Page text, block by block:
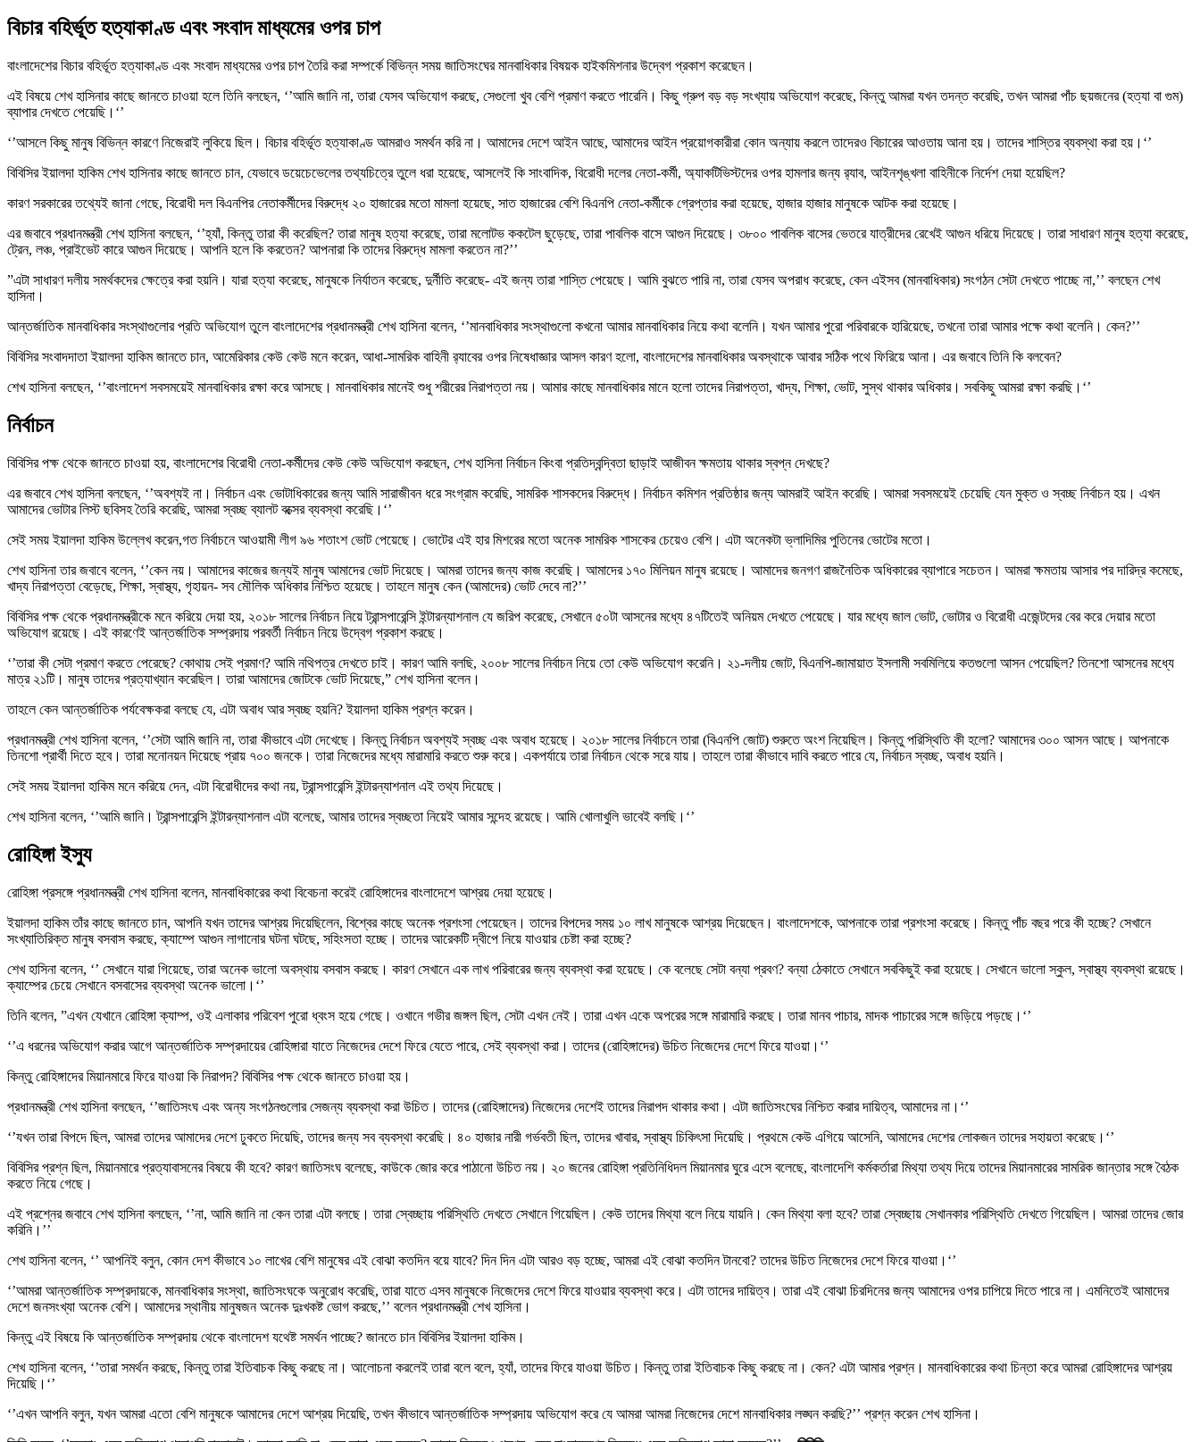
বিচার বহির্ভূত হত্যাকাণ্ড এবং সংবাদ মাধ্যমের ওপর চাপ
বাংলাদেশের বিচার বহির্ভূত হত্যাকাণ্ড এবং সংবাদ মাধ্যমের ওপর চাপ তৈরি করা সম্পর্কে বিভিন্ন সময় জাতিসংঘের মানবাধিকার বিষয়ক হাইকমিশনার উদ্বেগ প্রকাশ করেছেন।
এই বিষয়ে শেখ হাসিনার কাছে জানতে চাওয়া হলে তিনি বলছেন, ‘’আমি জানি না, তারা যেসব অভিযোগ করছে, সেগুলো খুব বেশি প্রমাণ করতে পারেনি। কিছু গ্রুপ বড় বড় সংখ্যায় অভিযোগ করেছে, কিন্তু আমরা যখন তদন্ত করেছি, তখন আমরা পাঁচ ছয়জনের (হত্যা বা গুম)
ব্যাপার দেখতে পেয়েছি।‘’
‘’আসলে কিছু মানুষ বিভিন্ন কারণে নিজেরাই লুকিয়ে ছিল। বিচার বহির্ভূত হত্যাকাণ্ড আমরাও সমর্থন করি না। আমাদের দেশে আইন আছে, আমাদের আইন প্রয়োগকারীরা কোন অন্যায় করলে তাদেরও বিচারের আওতায় আনা হয়। তাদের শাস্তির ব্যবস্থা করা হয়।‘’
বিবিসির ইয়ালদা হাকিম শেখ হাসিনার কাছে জানতে চান, যেভাবে ডয়েচেভেলের তথ্যচিত্রে তুলে ধরা হয়েছে, আসলেই কি সাংবাদিক, বিরোধী দলের নেতা-কর্মী, অ্যাকটিভিস্টদের ওপর হামলার জন্য র‍্যাব, আইনশৃঙ্খলা বাহিনীকে নির্দেশ দেয়া হয়েছিল?
কারণ সরকারের তথ্যেই জানা গেছে, বিরোধী দল বিএনপির নেতাকর্মীদের বিরুদ্ধে ২০ হাজারের মতো মামলা হয়েছে, সাত হাজারের বেশি বিএনপি নেতা-কর্মীকে গ্রেপ্তার করা হয়েছে, হাজার হাজার মানুষকে আটক করা হয়েছে।
এর জবাবে প্রধানমন্ত্রী শেখ হাসিনা বলছেন, ‘’হ্যাঁ, কিন্তু তারা কী করেছিল? তারা মানুষ হত্যা করেছে, তারা মলোটভ ককটেল ছুড়েছে, তারা পাবলিক বাসে আগুন দিয়েছে। ৩৮০০ পাবলিক বাসের ভেতরে যাত্রীদের রেখেই আগুন ধরিয়ে দিয়েছে। তারা সাধারণ মানুষ হত্যা করেছে,
ট্রেন, লঞ্চ, প্রাইভেট কারে আগুন দিয়েছে। আপনি হলে কি করতেন? আপনারা কি তাদের বিরুদ্ধে মামলা করতেন না?’’
”এটা সাধারণ দলীয় সমর্থকদের ক্ষেত্রে করা হয়নি। যারা হত্যা করেছে, মানুষকে নির্যাতন করেছে, দুর্নীতি করেছে- এই জন্য তারা শাস্তি পেয়েছে। আমি বুঝতে পারি না, তারা যেসব অপরাধ করেছে, কেন এইসব (মানবাধিকার) সংগঠন সেটা দেখতে পাচ্ছে না,’’ বলছেন শেখ
হাসিনা।
আন্তর্জাতিক মানবাধিকার সংস্থাগুলোর প্রতি অভিযোগ তুলে বাংলাদেশের প্রধানমন্ত্রী শেখ হাসিনা বলেন, ‘’মানবাধিকার সংস্থাগুলো কখনো আমার মানবাধিকার নিয়ে কথা বলেনি। যখন আমার পুরো পরিবারকে হারিয়েছে, তখনো তারা আমার পক্ষে কথা বলেনি। কেন?’’
বিবিসির সংবাদদাতা ইয়ালদা হাকিম জানতে চান, আমেরিকার কেউ কেউ মনে করেন, আধা-সামরিক বাহিনী র‍্যাবের ওপর নিষেধাজ্ঞার আসল কারণ হলো, বাংলাদেশের মানবাধিকার অবস্থাকে আবার সঠিক পথে ফিরিয়ে আনা। এর জবাবে তিনি কি বলবেন?
শেখ হাসিনা বলছেন, ‘’বাংলাদেশ সবসময়েই মানবাধিকার রক্ষা করে আসছে। মানবাধিকার মানেই শুধু শরীরের নিরাপত্তা নয়। আমার কাছে মানবাধিকার মানে হলো তাদের নিরাপত্তা, খাদ্য, শিক্ষা, ভোট, সুস্থ থাকার অধিকার। সবকিছু আমরা রক্ষা করছি।‘’
নির্বাচন
বিবিসির পক্ষ থেকে জানতে চাওয়া হয়, বাংলাদেশের বিরোধী নেতা-কর্মীদের কেউ কেউ অভিযোগ করছেন, শেখ হাসিনা নির্বাচন কিংবা প্রতিদ্বন্দ্বিতা ছাড়াই আজীবন ক্ষমতায় থাকার স্বপ্ন দেখছে?
এর জবাবে শেখ হাসিনা বলছেন, ‘’অবশ্যই না। নির্বাচন এবং ভোটাধিকারের জন্য আমি সারাজীবন ধরে সংগ্রাম করেছি, সামরিক শাসকদের বিরুদ্ধে। নির্বাচন কমিশন প্রতিষ্ঠার জন্য আমরাই আইন করেছি। আমরা সবসময়েই চেয়েছি যেন মুক্ত ও স্বচ্ছ নির্বাচন হয়। এখন
আমাদের ভোটার লিস্ট ছবিসহ তৈরি করেছি, আমরা স্বচ্ছ ব্যালট বক্সের ব্যবস্থা করেছি।‘’
সেই সময় ইয়ালদা হাকিম উল্লেখ করেন,গত নির্বাচনে আওয়ামী লীগ ৯৬ শতাংশ ভোট পেয়েছে। ভোটের এই হার মিশরের মতো অনেক সামরিক শাসকের চেয়েও বেশি। এটা অনেকটা ভ্লাদিমির পুতিনের ভোটের মতো।
শেখ হাসিনা তার জবাবে বলেন, ‘’কেন নয়। আমাদের কাজের জন্যই মানুষ আমাদের ভোট দিয়েছে। আমরা তাদের জন্য কাজ করেছি। আমাদের ১৭০ মিলিয়ন মানুষ রয়েছে। আমাদের জনগণ রাজনৈতিক অধিকারের ব্যাপারে সচেতন। আমরা ক্ষমতায় আসার পর দারিদ্র কমেছে,
খাদ্য নিরাপত্তা বেড়েছে, শিক্ষা, স্বাস্থ্য, গৃহায়ন- সব মৌলিক অধিকার নিশ্চিত হয়েছে। তাহলে মানুষ কেন (আমাদের) ভোট দেবে না?’’
বিবিসির পক্ষ থেকে প্রধানমন্ত্রীকে মনে করিয়ে দেয়া হয়, ২০১৮ সালের নির্বাচন নিয়ে ট্রান্সপারেন্সি ইন্টারন্যাশনাল যে জরিপ করেছে, সেখানে ৫০টা আসনের মধ্যে ৪৭টিতেই অনিয়ম দেখতে পেয়েছে। যার মধ্যে জাল ভোট, ভোটার ও বিরোধী এজেন্টদের বের করে দেয়ার মতো
অভিযোগ রয়েছে। এই কারণেই আন্তর্জাতিক সম্প্রদায় পরবর্তী নির্বাচন নিয়ে উদ্বেগ প্রকাশ করছে।
‘’তারা কী সেটা প্রমাণ করতে পেরেছে? কোথায় সেই প্রমাণ? আমি নথিপত্র দেখতে চাই। কারণ আমি বলছি, ২০০৮ সালের নির্বাচন নিয়ে তো কেউ অভিযোগ করেনি। ২১-দলীয় জোট, বিএনপি-জামায়াত ইসলামী সবমিলিয়ে কতগুলো আসন পেয়েছিল? তিনশো আসনের মধ্যে
মাত্র ২১টি। মানুষ তাদের প্রত্যাখ্যান করেছিল। তারা আমাদের জোটকে ভোট দিয়েছে,” শেখ হাসিনা বলেন।
তাহলে কেন আন্তর্জাতিক পর্যবেক্ষকরা বলছে যে, এটা অবাধ আর স্বচ্ছ হয়নি? ইয়ালদা হাকিম প্রশ্ন করেন।
প্রধানমন্ত্রী শেখ হাসিনা বলেন, ‘’সেটা আমি জানি না, তারা কীভাবে এটা দেখেছে। কিন্তু নির্বাচন অবশ্যই স্বচ্ছ এবং অবাধ হয়েছে। ২০১৮ সালের নির্বাচনে তারা (বিএনপি জোট) শুরুতে অংশ নিয়েছিল। কিন্তু পরিস্থিতি কী হলো? আমাদের ৩০০ আসন আছে। আপনাকে
তিনশো প্রার্থী দিতে হবে। তারা মনোনয়ন দিয়েছে প্রায় ৭০০ জনকে। তারা নিজেদের মধ্যে মারামারি করতে শুরু করে। একপর্যায়ে তারা নির্বাচন থেকে সরে যায়। তাহলে তারা কীভাবে দাবি করতে পারে যে, নির্বাচন স্বচ্ছ, অবাধ হয়নি।
সেই সময় ইয়ালদা হাকিম মনে করিয়ে দেন, এটা বিরোধীদের কথা নয়, ট্রান্সপারেন্সি ইন্টারন্যাশনাল এই তথ্য দিয়েছে।
শেখ হাসিনা বলেন, ‘’আমি জানি। ট্রান্সপারেন্সি ইন্টারন্যাশনাল এটা বলেছে, আমার তাদের স্বচ্ছতা নিয়েই আমার সন্দেহ রয়েছে। আমি খোলাখুলি ভাবেই বলছি।‘’
রোহিঙ্গা ইস্যু
রোহিঙ্গা প্রসঙ্গে প্রধানমন্ত্রী শেখ হাসিনা বলেন, মানবাধিকারের কথা বিবেচনা করেই রোহিঙ্গাদের বাংলাদেশে আশ্রয় দেয়া হয়েছে।
ইয়ালদা হাকিম তাঁর কাছে জানতে চান, আপনি যখন তাদের আশ্রয় দিয়েছিলেন, বিশ্বের কাছে অনেক প্রশংসা পেয়েছেন। তাদের বিপদের সময় ১০ লাখ মানুষকে আশ্রয় দিয়েছেন। বাংলাদেশকে, আপনাকে তারা প্রশংসা করেছে। কিন্তু পাঁচ বছর পরে কী হচ্ছে? সেখানে
সংখ্যাতিরিক্ত মানুষ বসবাস করছে, ক্যাম্পে আগুন লাগানোর ঘটনা ঘটছে, সহিংসতা হচ্ছে। তাদের আরেকটি দ্বীপে নিয়ে যাওয়ার চেষ্টা করা হচ্ছে?
শেখ হাসিনা বলেন, ‘’ সেখানে যারা গিয়েছে, তারা অনেক ভালো অবস্থায় বসবাস করছে। কারণ সেখানে এক লাখ পরিবারের জন্য ব্যবস্থা করা হয়েছে। কে বলেছে সেটা বন্যা প্রবণ? বন্যা ঠেকাতে সেখানে সবকিছুই করা হয়েছে। সেখানে ভালো স্কুল, স্বাস্থ্য ব্যবস্থা রয়েছে।
ক্যাম্পের চেয়ে সেখানে বসবাসের ব্যবস্থা অনেক ভালো।‘’
তিনি বলেন, ”এখন যেখানে রোহিঙ্গা ক্যাম্প, ওই এলাকার পরিবেশ পুরো ধ্বংস হয়ে গেছে। ওখানে গভীর জঙ্গল ছিল, সেটা এখন নেই। তারা এখন একে অপরের সঙ্গে মারামারি করছে। তারা মানব পাচার, মাদক পাচারের সঙ্গে জড়িয়ে পড়ছে।‘’
‘’এ ধরনের অভিযোগ করার আগে আন্তর্জাতিক সম্প্রদায়ের রোহিঙ্গারা যাতে নিজেদের দেশে ফিরে যেতে পারে, সেই ব্যবস্থা করা। তাদের (রোহিঙ্গাদের) উচিত নিজেদের দেশে ফিরে যাওয়া।‘’
কিন্তু রোহিঙ্গাদের মিয়ানমারে ফিরে যাওয়া কি নিরাপদ? বিবিসির পক্ষ থেকে জানতে চাওয়া হয়।
প্রধানমন্ত্রী শেখ হাসিনা বলছেন, ‘’জাতিসংঘ এবং অন্য সংগঠনগুলোর সেজন্য ব্যবস্থা করা উচিত। তাদের (রোহিঙ্গাদের) নিজেদের দেশেই তাদের নিরাপদ থাকার কথা। এটা জাতিসংঘের নিশ্চিত করার দায়িত্ব, আমাদের না।‘’
‘’যখন তারা বিপদে ছিল, আমরা তাদের আমাদের দেশে ঢুকতে দিয়েছি, তাদের জন্য সব ব্যবস্থা করেছি। ৪০ হাজার নারী গর্ভবতী ছিল, তাদের খাবার, স্বাস্থ্য চিকিৎসা দিয়েছি। প্রথমে কেউ এগিয়ে আসেনি, আমাদের দেশের লোকজন তাদের সহায়তা করেছে।‘’
বিবিসির প্রশ্ন ছিল, মিয়ানমারে প্রত্যাবাসনের বিষয়ে কী হবে? কারণ জাতিসংঘ বলেছে, কাউকে জোর করে পাঠানো উচিত নয়। ২০ জনের রোহিঙ্গা প্রতিনিধিদল মিয়ানমার ঘুরে এসে বলেছে, বাংলাদেশি কর্মকর্তারা মিথ্যা তথ্য দিয়ে তাদের মিয়ানমারের সামরিক জান্তার সঙ্গে বৈঠক
করতে নিয়ে গেছে।
এই প্রশ্নের জবাবে শেখ হাসিনা বলছেন, ‘’না, আমি জানি না কেন তারা এটা বলছে। তারা স্বেচ্ছায় পরিস্থিতি দেখতে সেখানে গিয়েছিল। কেউ তাদের মিথ্যা বলে নিয়ে যায়নি। কেন মিথ্যা বলা হবে? তারা স্বেচ্ছায় সেখানকার পরিস্থিতি দেখতে গিয়েছিল। আমরা তাদের জোর
করিনি।’’
শেখ হাসিনা বলেন, ‘’ আপনিই বলুন, কোন দেশ কীভাবে ১০ লাখের বেশি মানুষের এই বোঝা কতদিন বয়ে যাবে? দিন দিন এটা আরও বড় হচ্ছে, আমরা এই বোঝা কতদিন টানবো? তাদের উচিত নিজেদের দেশে ফিরে যাওয়া।‘’
‘’আমরা আন্তর্জাতিক সম্প্রদায়কে, মানবাধিকার সংস্থা, জাতিসংঘকে অনুরোধ করেছি, তারা যাতে এসব মানুষকে নিজেদের দেশে ফিরে যাওয়ার ব্যবস্থা করে। এটা তাদের দায়িত্ব। তারা এই বোঝা চিরদিনের জন্য আমাদের ওপর চাপিয়ে দিতে পারে না। এমনিতেই আমাদের
দেশে জনসংখ্যা অনেক বেশি। আমাদের স্থানীয় মানুষজন অনেক দুঃখকষ্ট ভোগ করছে,’’ বলেন প্রধানমন্ত্রী শেখ হাসিনা।
কিন্তু এই বিষয়ে কি আন্তর্জাতিক সম্প্রদায় থেকে বাংলাদেশ যথেষ্ট সমর্থন পাচ্ছে? জানতে চান বিবিসির ইয়ালদা হাকিম।
শেখ হাসিনা বলেন, ‘’তারা সমর্থন করছে, কিন্তু তারা ইতিবাচক কিছু করছে না। আলোচনা করলেই তারা বলে বলে, হ্যাঁ, তাদের ফিরে যাওয়া উচিত। কিন্তু তারা ইতিবাচক কিছু করছে না। কেন? এটা আমার প্রশ্ন। মানবাধিকারের কথা চিন্তা করে আমরা রোহিঙ্গাদের আশ্রয়
দিয়েছি।‘’
‘’এখন আপনি বলুন, যখন আমরা এতো বেশি মানুষকে আমাদের দেশে আশ্রয় দিয়েছি, তখন কীভাবে আন্তর্জাতিক সম্প্রদায় অভিযোগ করে যে আমরা আমরা নিজেদের দেশে মানবাধিকার লঙ্ঘন করছি?’’ প্রশ্ন করেন শেখ হাসিনা।